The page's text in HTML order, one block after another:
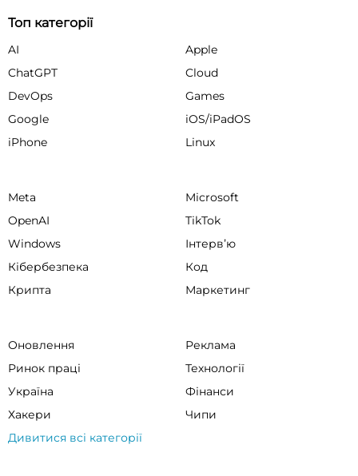
Топ категорії
AI
Apple
ChatGPT
Cloud
DevOps
Games
Google
iOS/iPadOS
iPhone
Linux
Meta
Microsoft
OpenAI
TikTok
Windows
Інтервʼю
Кібербезпека
Код
Крипта
Маркетинг
Оновлення
Реклама
Ринок праці
Технології
Україна
Фінанси
Хакери
Чипи
Дивитися всі категорії